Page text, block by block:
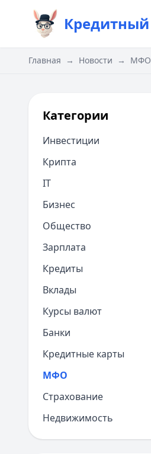
Кредитный
Главная → Новости → МФО
Категории
Инвестиции
Крипта
IT
Бизнес
Общество
Зарплата
Кредиты
Вклады
Курсы валют
Банки
Кредитные карты
МФО
Страхование
Недвижимость